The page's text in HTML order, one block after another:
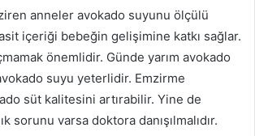
anneler avokado suyunu ölçülü
içeriği bebeğin gelişimine katkı sağlar.
önemlidir. Günde yarım avokado
suyu yeterlidir. Emzirme
süt kalitesini artırabilir. Yine de
sorunu varsa doktora danışılmalıdır.